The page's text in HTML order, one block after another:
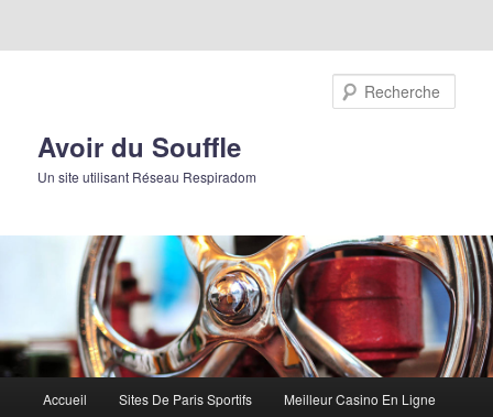
Avoir du Souffle
Un site utilisant Réseau Respiradom
Aller au contenu principal
Aller au contenu secondaire
Accueil Sites De Paris Sportifs Meilleur Casino En Ligne